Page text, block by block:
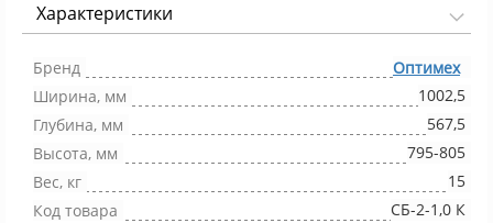
Характеристики
Бренд
Оптимех
Ширина, мм
1002,5
Глубина, мм
567,5
Высота, мм
795-805
Вес, кг
15
Код товара
СБ-2-1,0 К